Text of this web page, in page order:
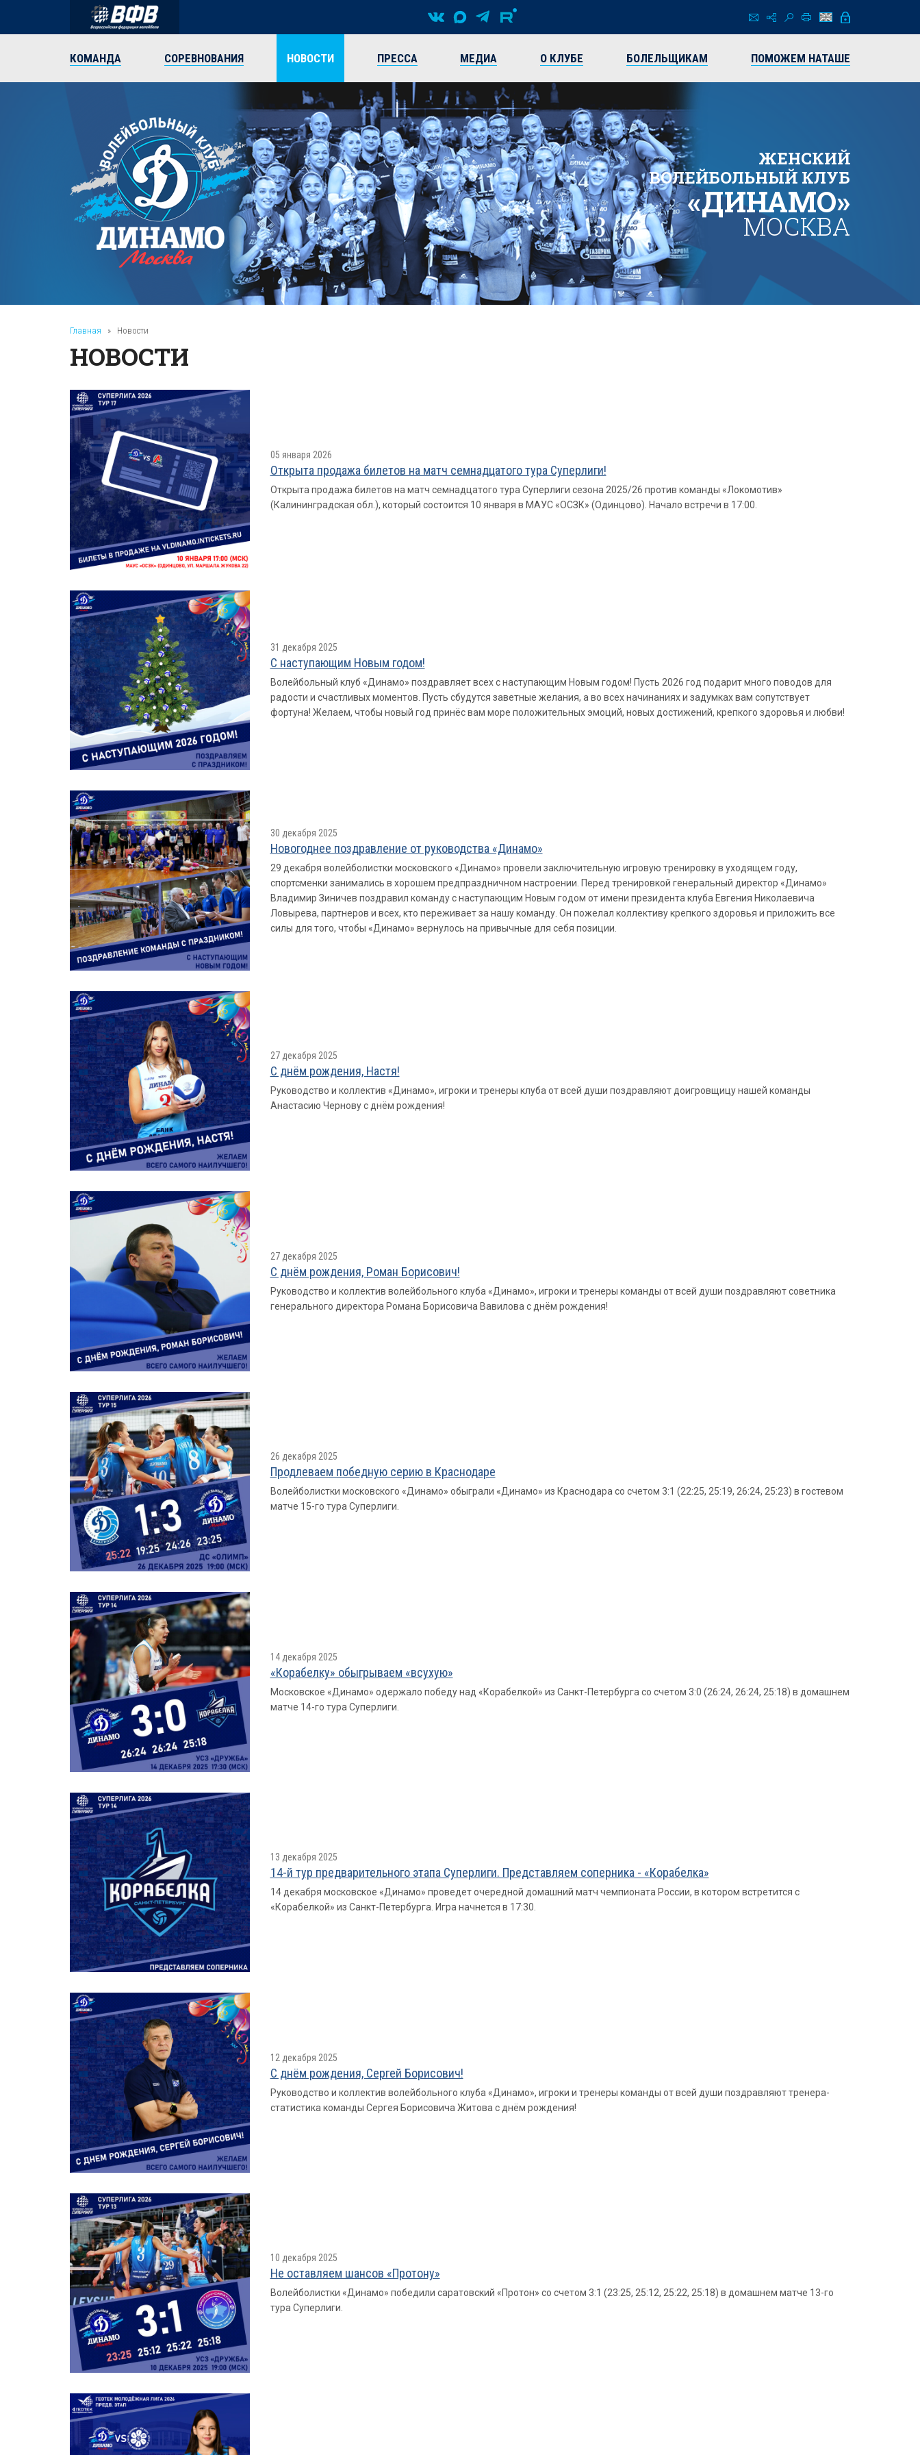
КОМАНДА СОРЕВНОВАНИЯ НОВОСТИ ПРЕССА МЕДИА О КЛУБЕ БОЛЕЛЬЩИКАМ ПОМОЖЕМ НАТАШЕ
ЖЕНСКИЙ
ВОЛЕЙБОЛЬНЫЙ КЛУБ
«ДИНАМО»
МОСКВА
Главная » Новости
НОВОСТИ
05 января 2026
Открыта продажа билетов на матч семнадцатого тура Суперлиги!
Открыта продажа билетов на матч семнадцатого тура Суперлиги сезона 2025/26 против команды «Локомотив»
(Калининградская обл.), который состоится 10 января в МАУС «ОСЗК» (Одинцово). Начало встречи в 17:00.
31 декабря 2025
С наступающим Новым годом!
Волейбольный клуб «Динамо» поздравляет всех с наступающим Новым годом! Пусть 2026 год подарит много поводов для
радости и счастливых моментов. Пусть сбудутся заветные желания, а во всех начинаниях и задумках вам сопутствует
фортуна! Желаем, чтобы новый год принёс вам море положительных эмоций, новых достижений, крепкого здоровья и любви!
30 декабря 2025
Новогоднее поздравление от руководства «Динамо»
29 декабря волейболистки московского «Динамо» провели заключительную игровую тренировку в уходящем году,
спортсменки занимались в хорошем предпраздничном настроении. Перед тренировкой генеральный директор «Динамо»
Владимир Зиничев поздравил команду с наступающим Новым годом от имени президента клуба Евгения Николаевича
Ловырева, партнеров и всех, кто переживает за нашу команду. Он пожелал коллективу крепкого здоровья и приложить все
силы для того, чтобы «Динамо» вернулось на привычные для себя позиции.
27 декабря 2025
С днём рождения, Настя!
Руководство и коллектив «Динамо», игроки и тренеры клуба от всей души поздравляют доигровщицу нашей команды
Анастасию Чернову с днём рождения!
27 декабря 2025
С днём рождения, Роман Борисович!
Руководство и коллектив волейбольного клуба «Динамо», игроки и тренеры команды от всей души поздравляют советника
генерального директора Романа Борисовича Вавилова с днём рождения!
26 декабря 2025
Продлеваем победную серию в Краснодаре
Волейболистки московского «Динамо» обыграли «Динамо» из Краснодара со счетом 3:1 (22:25, 25:19, 26:24, 25:23) в гостевом
матче 15-го тура Суперлиги.
14 декабря 2025
«Корабелку» обыгрываем «всухую»
Московское «Динамо» одержало победу над «Корабелкой» из Санкт-Петербурга со счетом 3:0 (26:24, 26:24, 25:18) в домашнем
матче 14-го тура Суперлиги.
13 декабря 2025
14-й тур предварительного этапа Суперлиги. Представляем соперника - «Корабелка»
14 декабря московское «Динамо» проведет очередной домашний матч чемпионата России, в котором встретится с
«Корабелкой» из Санкт-Петербурга. Игра начнется в 17:30.
12 декабря 2025
С днём рождения, Сергей Борисович!
Руководство и коллектив волейбольного клуба «Динамо», игроки и тренеры команды от всей души поздравляют тренера-
статистика команды Сергея Борисовича Житова с днём рождения!
10 декабря 2025
Не оставляем шансов «Протону»
Волейболистки «Динамо» победили саратовский «Протон» со счетом 3:1 (23:25, 25:12, 25:22, 25:18) в домашнем матче 13-го
тура Суперлиги.